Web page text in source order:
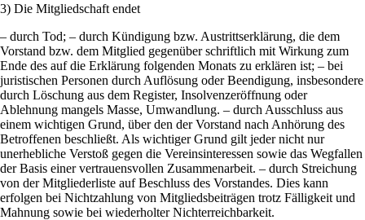
3) Die Mitgliedschaft endet
– durch Tod; – durch Kündigung bzw. Austrittserklärung, die dem
Vorstand bzw. dem Mitglied gegenüber schriftlich mit Wirkung zum
Ende des auf die Erklärung folgenden Monats zu erklären ist; – bei
juristischen Personen durch Auflösung oder Beendigung, insbesondere
durch Löschung aus dem Register, Insolvenzeröffnung oder
Ablehnung mangels Masse, Umwandlung. – durch Ausschluss aus
einem wichtigen Grund, über den der Vorstand nach Anhörung des
Betroffenen beschließt. Als wichtiger Grund gilt jeder nicht nur
unerhebliche Verstoß gegen die Vereinsinteressen sowie das Wegfallen
der Basis einer vertrauensvollen Zusammenarbeit. – durch Streichung
von der Mitgliederliste auf Beschluss des Vorstandes. Dies kann
erfolgen bei Nichtzahlung von Mitgliedsbeiträgen trotz Fälligkeit und
Mahnung sowie bei wiederholter Nichterreichbarkeit.